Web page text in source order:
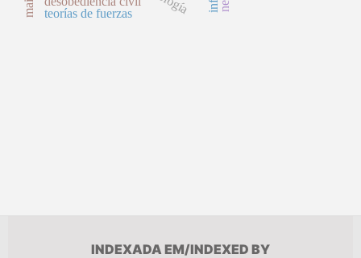
teorías de fuerzas
INDEXADA EM/INDEXED BY